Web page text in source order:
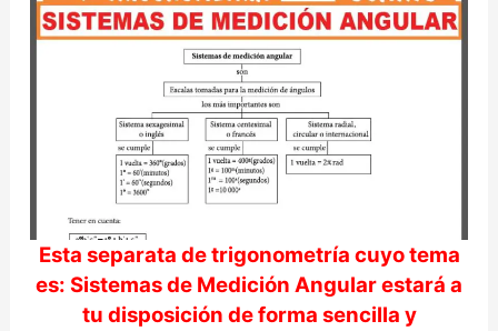
Esta separata de trigonometría cuyo tema
es: Sistemas de Medición Angularestará a
tu disposición de forma sencilla y